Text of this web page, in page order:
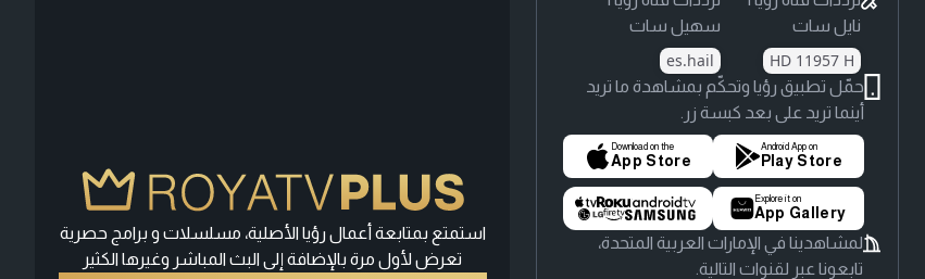
نايل سات
HD 11957 H
سهيل سات
es.hail
حمّل تطبيق رؤيا وتحكّم بمشاهدة ما تريد
أينما تريد على بعد كبسة زر.
Android App on
Play Store
Download on the
App Store
Explore it on
App Gallery
لمشاهدينا في الإمارات العربية المتحدة،
تابعونا عبر لقنوات التالية.
استمتع بمتابعة أعمال رؤيا الأصلية، مسلسلات و برامج حصرية
تعرض لأول مرة بالإضافة إلى البث المباشر وغيرها الكثير